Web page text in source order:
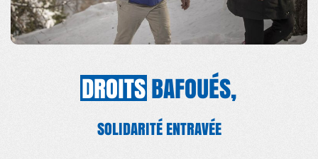
DROITSBAFOUÉS,
SOLIDARITÉ ENTRAVÉE